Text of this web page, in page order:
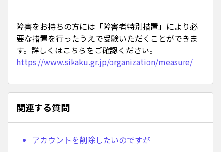
障害をお持ちの方には「障害者特別措置」により必
要な措置を行ったうえで受験いただくことができま
す。詳しくはこちらをご確認ください。
https://www.sikaku.gr.jp/organization/measure/
関連する質問
アカウントを削除したいのですが